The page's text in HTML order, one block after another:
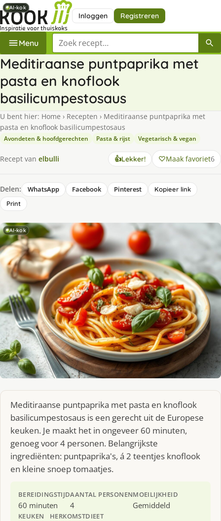
Inloggen Registreren
Menu Zoek een recept
Meditiraanse puntpaprika met
pasta en knoflook
basilicumpestosaus
U bent hier: Home › Recepten › Meditiraanse puntpaprika met
pasta en knoflook basilicumpestosaus
Avondeten & hoofdgerechten Pasta & rijst Vegetarisch & vegan
Recept van elbulli 👍Lekker! Maak favoriet6
Delen: WhatsApp Facebook Pinterest
Kopieer link
Print
AI-kok
Meditiraanse puntpaprika met pasta en knoflook
basilicumpestosaus is een gerecht uit de Europese
keuken. Je maakt het in ongeveer 60 minuten,
genoeg voor 4 personen. Belangrijkste
ingrediënten: puntpaprika's, á 2 teentjes knoflook
en kleine snoep tomaatjes.
BEREIDINGSTIJD
60 minuten
AANTAL PERSONEN
4
MOEILIJKHEID
Gemiddeld
KEUKEN HERKOMSTDIEET
AI-kok
AI-kok
AI-kok
AI-kok
AI-kok